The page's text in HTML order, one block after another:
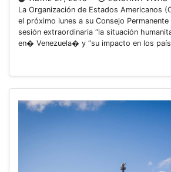
La Organización de Estados Americanos
el próximo lunes a su Consejo
sesión extraordinaria “la situación
en� Venezuela� y “su impacto en los